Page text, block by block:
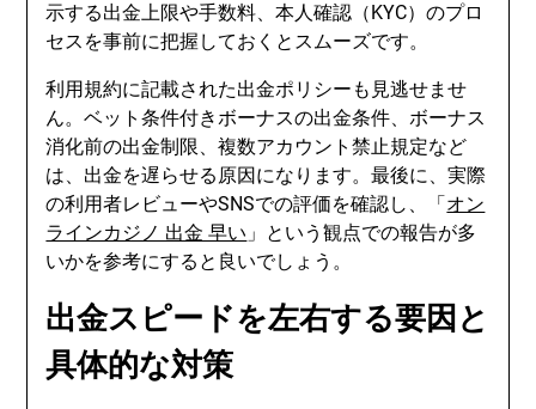
示する出金上限や手数料、本人確認（KYC）のプロ
セスを事前に把握しておくとスムーズです。
利用規約に記載された出金ポリシーも見逃せませ
ん。ベット条件付きボーナスの出金条件、ボーナス
消化前の出金制限、複数アカウント禁止規定など
は、出金を遅らせる原因になります。最後に、実際
の利用者レビューやSNSでの評価を確認し、「オン
ラインカジノ 出金 早い 」という観点での報告が多
いかを参考にすると良いでしょう。
出金スピードを左右する要因と
具体的な対策